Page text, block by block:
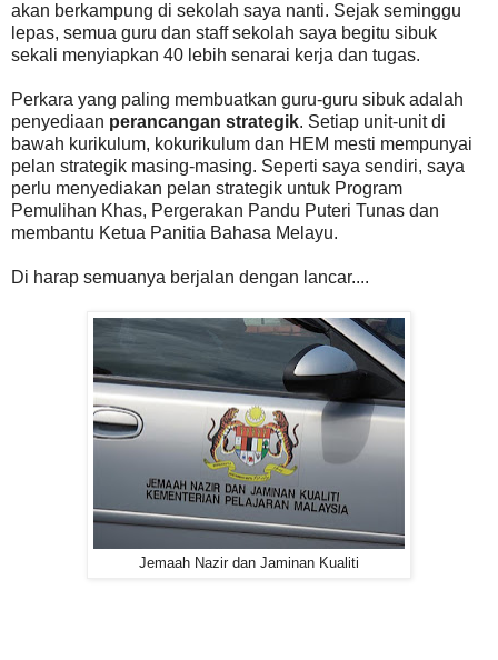
akan berkampung di sekolah saya nanti. Sejak seminggu
lepas, semua guru dan staff sekolah saya begitu sibuk
sekali menyiapkan 40 lebih senarai kerja dan tugas.
Perkara yang paling membuatkan guru-guru sibuk adalah
penyediaan perancangan strategik. Setiap unit-unit di
bawah kurikulum, kokurikulum dan HEM mesti mempunyai
pelan strategik masing-masing. Seperti saya sendiri, saya
perlu menyediakan pelan strategik untuk Program
Pemulihan Khas, Pergerakan Pandu Puteri Tunas dan
membantu Ketua Panitia Bahasa Melayu.
Di harap semuanya berjalan dengan lancar....
Jemaah Nazir dan Jaminan Kualiti